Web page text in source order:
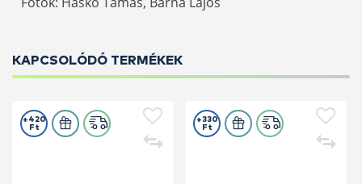
KAPCSOLÓDÓ TERMÉKEK
+420
Ft
+330
Ft